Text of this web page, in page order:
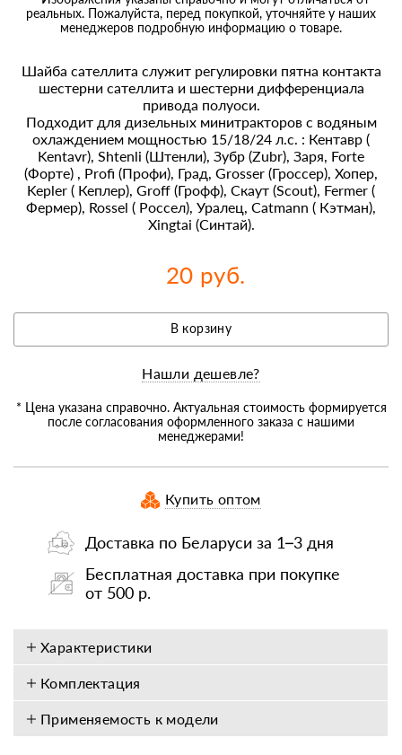
реальных. Пожалуйста, перед покупкой, уточняйте у наших
менеджеров подробную информацию о товаре.
Шайба сателлита служит регулировки пятна контакта
шестерни сателлита и шестерни дифференциала
привода полуоси.
Подходит для дизельных минитракторов с водяным
охлаждением мощностью 15/18/24 л.с. : Кентавр (
Kentavr), Shtenli (Штенли), Зубр (Zubr), Заря, Forte
(Форте) , Profi (Профи), Град, Grosser (Гроссер), Хопер,
Kepler ( Кеплер), Groff (Грофф), Скаут (Scout), Fermer (
Фермер), Rossel ( Россел), Уралец, Catmann ( Кэтман),
Xingtai (Синтай).
20 руб.
В корзину
Нашли дешевле?
* Цена указана справочно. Актуальная стоимость формируется
после согласования оформленного заказа с нашими
менеджерами!
Купить оптом
Доставка по Беларуси за 1–3 дня
Бесплатная доставка при покупке
от 500 р.
Характеристики
Комплектация
Применяемость к модели